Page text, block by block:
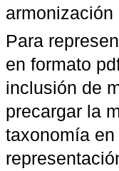
armonización
Para
en formato
inclusión de
precargar la
taxonomía